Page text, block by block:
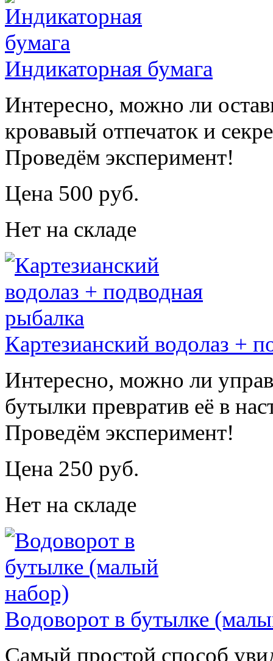
Индикаторная бумага
Интересно, можно ли
кровавый отпечаток и
Проведём эксперимент!
Цена 500 руб.
Нет на складе
Картезианский водолаз +
Интересно, можно ли
бутылки превратив её в
Проведём эксперимент!
Цена 250 руб.
Нет на складе
Водоворот в бутылке
Самый простой способ